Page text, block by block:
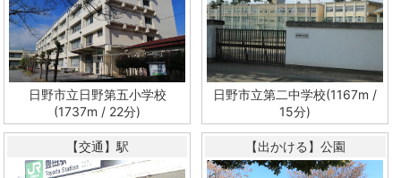
日野市立日野第五小学校
(1737m / 22分)
日野市立第二中学校(1167m /
15分)
【交通】駅 【出かける】公園